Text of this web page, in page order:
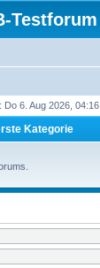
Testforum
Do 6. Aug 2026, 04:16
Kategorie